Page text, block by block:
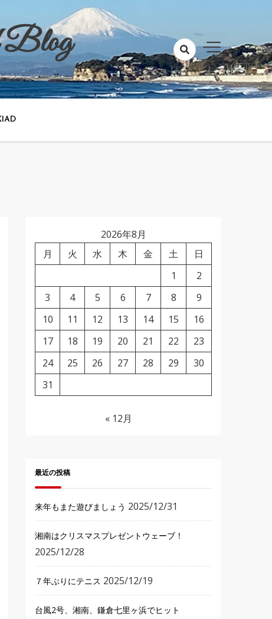
Blog
2026年8月
月
火 水 木 金 土
日
1
2
3
4 5 6 7 8
9
10
11 12 13 14 15
16
17
18 19 20 21 22
23
24
25 26 27 28 29
30
31
« 12月
最近の投稿
来年もまた遊びましょう 2025/12/31
湘南はクリスマスプレゼントウェーブ！
2025/12/28
７年ぶりにテニス 2025/12/19
台風2号、湘南、鎌倉七里ヶ浜でヒット